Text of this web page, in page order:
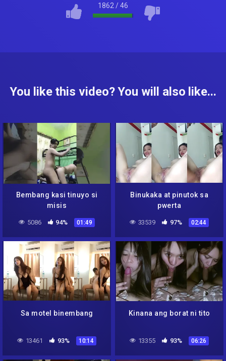
1862 /46
You like this video? You will also like...
Bembang kasi tinuyo si
misis
5086 94% 01:49
Binukaka at pinutok sa
pwerta
33539 97% 02:44
Sa motel binembang
13461 93% 10:14
Kinana ang borat ni tito
13355 93% 06:26